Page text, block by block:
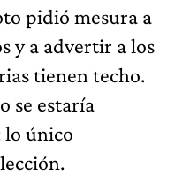
pidió mesura a
y a advertir a los
tienen techo.
se estaría
único